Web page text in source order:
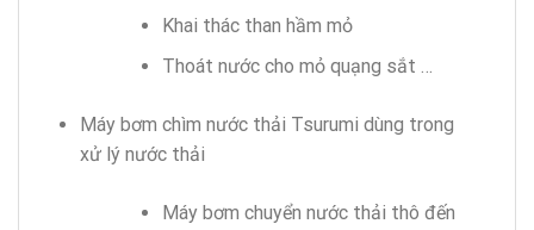
Khai thác than hầm mỏ
Thoát nước cho mỏ quạng sắt …
Máy bơm chìm nước thải Tsurumi dùng trong
xử lý nước thải
Máy bơm chuyển nước thải thô đến